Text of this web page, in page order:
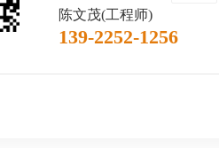
陈文茂(工程师)
139-2252-1256